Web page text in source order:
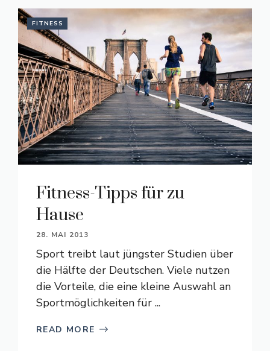
FITNESS
Fitness-Tipps für zu
Hause
28. MAI 2013
Sport treibt laut jüngster Studien über
die Hälfte der Deutschen. Viele nutzen
die Vorteile, die eine kleine Auswahl an
Sportmöglichkeiten für ...
READ MORE